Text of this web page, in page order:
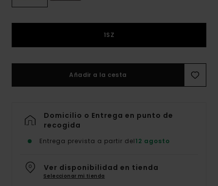
1SZ
Añadir a la cesta
Domicilio o Entrega en punto de
recogida
Entrega prevista a partir del12 agosto
Ver disponibilidad en tienda
Seleccionar mi tienda